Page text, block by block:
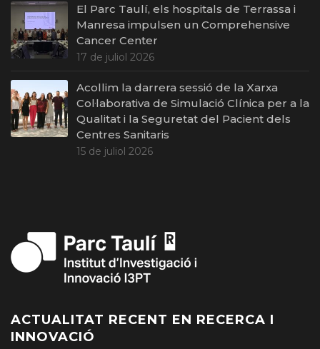
El Parc Taulí, els hospitals de Terrassa i
Manresa impulsen un Comprehensive
Cancer Center
17 de juliol 2026
Acollim la darrera sessió de la Xarxa
Col·laborativa de Simulació Clínica per a la
Qualitat i la Seguretat del Pacient dels
Centres Sanitaris
15 de juliol 2026
ACTUALITAT RECENT EN RECERCA I
INNOVACIÓ